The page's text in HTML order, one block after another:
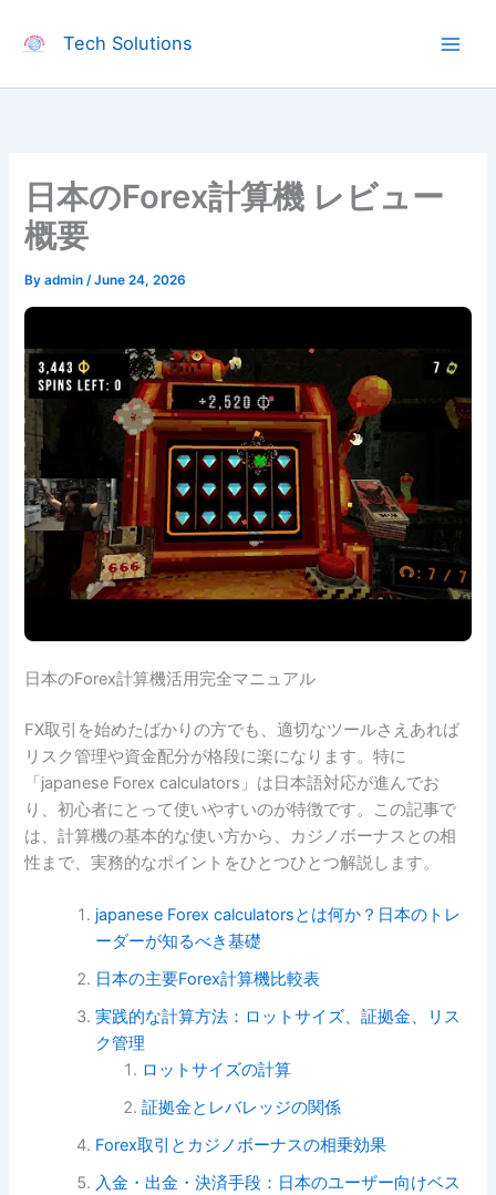
Tech Solutions
日本のForex計算機 レビュー
概要
Byadmin/June 24, 2026
日本のForex計算機活用完全マニュアル
FX取引を始めたばかりの方でも、適切なツールさえあれば
リスク管理や資金配分が格段に楽になります。特に
「japanese Forex calculators」は日本語対応が進んでお
り、初心者にとって使いやすいのが特徴です。この記事で
は、計算機の基本的な使い方から、カジノボーナスとの相
性まで、実務的なポイントをひとつひとつ解説します。
japanese Forex calculatorsとは何か？日本のトレ
ーダーが知るべき基礎
日本の主要Forex計算機比較表
実践的な計算方法：ロットサイズ、証拠金、リス
ク管理
ロットサイズの計算
証拠金とレバレッジの関係
Forex取引とカジノボーナスの相乗効果
入金・出金・決済手段：日本のユーザー向けベス